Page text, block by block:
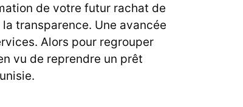
de votre futur rachat de
transparence. Une avancée
Alors pour regrouper
vu de reprendre un prêt
.